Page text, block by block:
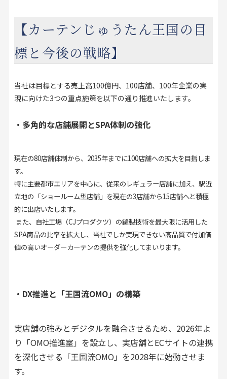
【カーテンじゅうたん王国の目
標と今後の戦略】
当社は目標とする売上高100億円、100店舗、100年企業の実
現に向けた3つの重点施策を以下の通り推進いたします。
・多角的な店舗展開とSPA体制の強化
現在の80店舗体制から、2035年までに100店舗への拡大を目指しま
す。
特に主要都市エリアを中心に、従来のレギュラー店舗に加え、駅近
立地の「ショールーム型店舗」を現在の3店舗から15店舗へと積極
的に出店いたします。
また、自社工場（CJプロダクツ）の縫製技術を最大限に活用した
SPA商品の比率を拡大し、当社でしか実現できない高品質で付加価
値の高いオーダーカーテンの提供を強化してまいります。
・DX推進と「王国流OMO」の構築
実店舗の強みとデジタルを融合させるため、2026年よ
り「OMO推進室」を設立し、実店舗とECサイトの連携
を深化させる「王国流OMO」を2028年に始動させま
す。